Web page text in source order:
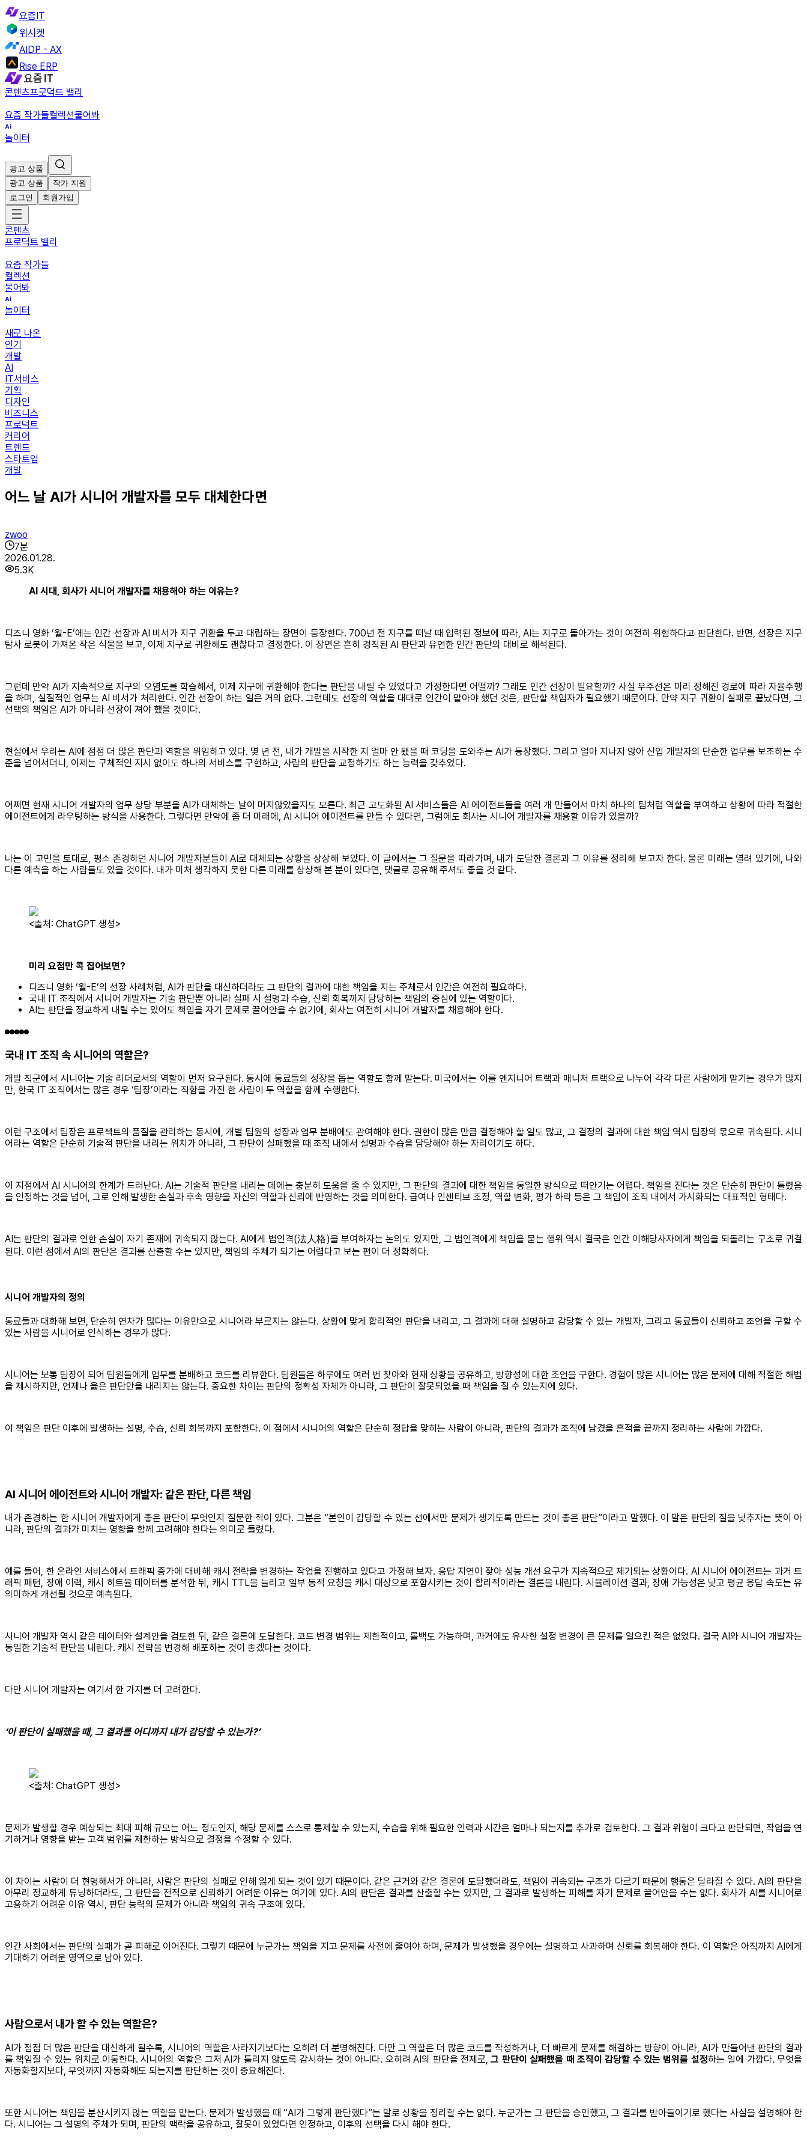
요즘IT
위시켓
AIDP - AX
Rise ERP
콘텐츠프로덕트 밸리
요즘 작가들컬렉션물어봐
놀이터
광고 상품
광고 상품
작가 지원
로그인
회원가입
콘텐츠
프로덕트 밸리
요즘 작가들
컬렉션
물어봐
놀이터
새로 나온
인기
개발
AI
IT서비스
기획
디자인
비즈니스
프로덕트
커리어
트렌드
스타트업
개발
어느 날 AI가 시니어 개발자를 모두 대체한다면
zwoo
7분
2026.01.28.
5.3K
AI 시대, 회사가 시니어 개발자를 채용해야 하는 이유는?
디즈니 영화 ‘월-E’에는 인간 선장과 AI 비서가 지구 귀환을 두고 대립하는 장면이 등장한다. 700년 전 지구를 떠날 때 입력된 정보에 따라, AI는 지구로 돌아가는 것이 여전히 위험하다고 판단한다. 반면, 선장은 지구
탐사 로봇이 가져온 작은 식물을 보고, 이제 지구로 귀환해도 괜찮다고 결정한다. 이 장면은 흔히 경직된 AI 판단과 유연한 인간 판단의 대비로 해석된다.
그런데 만약 AI가 지속적으로 지구의 오염도를 학습해서, 이제 지구에 귀환해야 한다는 판단을 내릴 수 있었다고 가정한다면 어떨까? 그래도 인간 선장이 필요할까? 사실 우주선은 미리 정해진 경로에 따라 자율주행
을 하며, 실질적인 업무는 AI 비서가 처리한다. 인간 선장이 하는 일은 거의 없다. 그런데도 선장의 역할을 대대로 인간이 맡아야 했던 것은, 판단할 책임자가 필요했기 때문이다. 만약 지구 귀환이 실패로 끝났다면, 그
선택의 책임은 AI가 아니라 선장이 져야 했을 것이다.
현실에서 우리는 AI에 점점 더 많은 판단과 역할을 위임하고 있다. 몇 년 전, 내가 개발을 시작한 지 얼마 안 됐을 때 코딩을 도와주는 AI가 등장했다. 그리고 얼마 지나지 않아 신입 개발자의 단순한 업무를 보조하는 수
준을 넘어서더니, 이제는 구체적인 지시 없이도 하나의 서비스를 구현하고, 사람의 판단을 교정하기도 하는 능력을 갖추었다.
어쩌면 현재 시니어 개발자의 업무 상당 부분을 AI가 대체하는 날이 머지않았을지도 모른다. 최근 고도화된 AI 서비스들은 AI 에이전트들을 여러 개 만들어서 마치 하나의 팀처럼 역할을 부여하고 상황에 따라 적절한
에이전트에게 라우팅하는 방식을 사용한다. 그렇다면 만약에 좀 더 미래에, AI 시니어 에이전트를 만들 수 있다면, 그럼에도 회사는 시니어 개발자를 채용할 이유가 있을까?
나는 이 고민을 토대로, 평소 존경하던 시니어 개발자분들이 AI로 대체되는 상황을 상상해 보았다. 이 글에서는 그 질문을 따라가며, 내가 도달한 결론과 그 이유를 정리해 보고자 한다. 물론 미래는 열려 있기에, 나와
다른 예측을 하는 사람들도 있을 것이다. 내가 미처 생각하지 못한 다른 미래를 상상해 본 분이 있다면, 댓글로 공유해 주셔도 좋을 것 같다.
<출처: ChatGPT 생성>
미리 요점만 콕 집어보면?
디즈니 영화 ‘월-E’의 선장 사례처럼, AI가 판단을 대신하더라도 그 판단의 결과에 대한 책임을 지는 주체로서 인간은 여전히 필요하다.
국내 IT 조직에서 시니어 개발자는 기술 판단뿐 아니라 실패 시 설명과 수습, 신뢰 회복까지 담당하는 책임의 중심에 있는 역할이다.
AI는 판단을 정교하게 내릴 수는 있어도 책임을 자기 문제로 끌어안을 수 없기에, 회사는 여전히 시니어 개발자를 채용해야 한다.
국내 IT 조직 속 시니어의 역할은?
개발 직군에서 시니어는 기술 리더로서의 역할이 먼저 요구된다. 동시에 동료들의 성장을 돕는 역할도 함께 맡는다. 미국에서는 이를 엔지니어 트랙과 매니저 트랙으로 나누어 각각 다른 사람에게 맡기는 경우가 많지
만, 한국 IT 조직에서는 많은 경우 ‘팀장’이라는 직함을 가진 한 사람이 두 역할을 함께 수행한다.
이런 구조에서 팀장은 프로젝트의 품질을 관리하는 동시에, 개별 팀원의 성장과 업무 분배에도 관여해야 한다. 권한이 많은 만큼 결정해야 할 일도 많고, 그 결정의 결과에 대한 책임 역시 팀장의 몫으로 귀속된다. 시니
어라는 역할은 단순히 기술적 판단을 내리는 위치가 아니라, 그 판단이 실패했을 때 조직 내에서 설명과 수습을 담당해야 하는 자리이기도 하다.
이 지점에서 AI 시니어의 한계가 드러난다. AI는 기술적 판단을 내리는 데에는 충분히 도움을 줄 수 있지만, 그 판단의 결과에 대한 책임을 동일한 방식으로 떠안기는 어렵다. 책임을 진다는 것은 단순히 판단이 틀렸음
을 인정하는 것을 넘어, 그로 인해 발생한 손실과 후속 영향을 자신의 역할과 신뢰에 반영하는 것을 의미한다. 급여나 인센티브 조정, 역할 변화, 평가 하락 등은 그 책임이 조직 내에서 가시화되는 대표적인 형태다.
AI는 판단의 결과로 인한 손실이 자기 존재에 귀속되지 않는다. AI에게 법인격(法人格)을 부여하자는 논의도 있지만, 그 법인격에게 책임을 묻는 행위 역시 결국은 인간 이해당사자에게 책임을 되돌리는 구조로 귀결
된다. 이런 점에서 AI의 판단은 결과를 산출할 수는 있지만, 책임의 주체가 되기는 어렵다고 보는 편이 더 정확하다.
시니어 개발자의 정의
동료들과 대화해 보면, 단순히 연차가 많다는 이유만으로 시니어라 부르지는 않는다. 상황에 맞게 합리적인 판단을 내리고, 그 결과에 대해 설명하고 감당할 수 있는 개발자, 그리고 동료들이 신뢰하고 조언을 구할 수
있는 사람을 시니어로 인식하는 경우가 많다.
시니어는 보통 팀장이 되어 팀원들에게 업무를 분배하고 코드를 리뷰한다. 팀원들은 하루에도 여러 번 찾아와 현재 상황을 공유하고, 방향성에 대한 조언을 구한다. 경험이 많은 시니어는 많은 문제에 대해 적절한 해법
을 제시하지만, 언제나 옳은 판단만을 내리지는 않는다. 중요한 차이는 판단의 정확성 자체가 아니라, 그 판단이 잘못되었을 때 책임을 질 수 있는지에 있다.
이 책임은 판단 이후에 발생하는 설명, 수습, 신뢰 회복까지 포함한다. 이 점에서 시니어의 역할은 단순히 정답을 맞히는 사람이 아니라, 판단의 결과가 조직에 남겼을 흔적을 끝까지 정리하는 사람에 가깝다.
AI 시니어 에이전트와 시니어 개발자: 같은 판단, 다른 책임
내가 존경하는 한 시니어 개발자에게 좋은 판단이 무엇인지 질문한 적이 있다. 그분은 “본인이 감당할 수 있는 선에서만 문제가 생기도록 만드는 것이 좋은 판단”이라고 말했다. 이 말은 판단의 질을 낮추자는 뜻이 아
니라, 판단의 결과가 미치는 영향을 함께 고려해야 한다는 의미로 들렸다.
예를 들어, 한 온라인 서비스에서 트래픽 증가에 대비해 캐시 전략을 변경하는 작업을 진행하고 있다고 가정해 보자. 응답 지연이 잦아 성능 개선 요구가 지속적으로 제기되는 상황이다. AI 시니어 에이전트는 과거 트
래픽 패턴, 장애 이력, 캐시 히트율 데이터를 분석한 뒤, 캐시 TTL을 늘리고 일부 동적 요청을 캐시 대상으로 포함시키는 것이 합리적이라는 결론을 내린다. 시뮬레이션 결과, 장애 가능성은 낮고 평균 응답 속도는 유
의미하게 개선될 것으로 예측된다.
시니어 개발자 역시 같은 데이터와 설계안을 검토한 뒤, 같은 결론에 도달한다. 코드 변경 범위는 제한적이고, 롤백도 가능하며, 과거에도 유사한 설정 변경이 큰 문제를 일으킨 적은 없었다. 결국 AI와 시니어 개발자는
동일한 기술적 판단을 내린다. 캐시 전략을 변경해 배포하는 것이 좋겠다는 것이다.
다만 시니어 개발자는 여기서 한 가지를 더 고려한다.
‘이 판단이 실패했을 때, 그 결과를 어디까지 내가 감당할 수 있는가?’
<출처: ChatGPT 생성>
문제가 발생할 경우 예상되는 최대 피해 규모는 어느 정도인지, 해당 문제를 스스로 통제할 수 있는지, 수습을 위해 필요한 인력과 시간은 얼마나 되는지를 추가로 검토한다. 그 결과 위험이 크다고 판단되면, 작업을 연
기하거나 영향을 받는 고객 범위를 제한하는 방식으로 결정을 수정할 수 있다.
이 차이는 사람이 더 현명해서가 아니라, 사람은 판단의 실패로 인해 잃게 되는 것이 있기 때문이다. 같은 근거와 같은 결론에 도달했더라도, 책임이 귀속되는 구조가 다르기 때문에 행동은 달라질 수 있다. AI의 판단을
아무리 정교하게 튜닝하더라도, 그 판단을 전적으로 신뢰하기 어려운 이유는 여기에 있다. AI의 판단은 결과를 산출할 수는 있지만, 그 결과로 발생하는 피해를 자기 문제로 끌어안을 수는 없다. 회사가 AI를 시니어로
고용하기 어려운 이유 역시, 판단 능력의 문제가 아니라 책임의 귀속 구조에 있다.
인간 사회에서는 판단의 실패가 곧 피해로 이어진다. 그렇기 때문에 누군가는 책임을 지고 문제를 사전에 줄여야 하며, 문제가 발생했을 경우에는 설명하고 사과하며 신뢰를 회복해야 한다. 이 역할은 아직까지 AI에게
기대하기 어려운 영역으로 남아 있다.
사람으로서 내가 할 수 있는 역할은?
AI가 점점 더 많은 판단을 대신하게 될수록, 시니어의 역할은 사라지기보다는 오히려 더 분명해진다. 다만 그 역할은 더 많은 코드를 작성하거나, 더 빠르게 문제를 해결하는 방향이 아니라, AI가 만들어낸 판단의 결과
를 책임질 수 있는 위치로 이동한다. 시니어의 역할은 그저 AI가 틀리지 않도록 감시하는 것이 아니다. 오히려 AI의 판단을 전제로,그 판단이 실패했을 때 조직이 감당할 수 있는 범위를 설정하는 일에 가깝다. 무엇을
자동화할지보다, 무엇까지 자동화해도 되는지를 판단하는 것이 중요해진다.
또한 시니어는 책임을 분산시키지 않는 역할을 맡는다. 문제가 발생했을 때 “AI가 그렇게 판단했다”는 말로 상황을 정리할 수는 없다. 누군가는 그 판단을 승인했고, 그 결과를 받아들이기로 했다는 사실을 설명해야 한
다. 시니어는 그 설명의 주체가 되며, 판단의 맥락을 공유하고, 잘못이 있었다면 인정하고, 이후의 선택을 다시 해야 한다.